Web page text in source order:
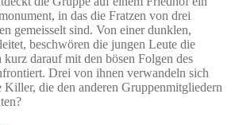
in das die Fratzen von drei
gemeisselt sind. Von einer dunklen,
beschwören die jungen Leute die
darauf mit den bösen Folgen des
Drei von ihnen verwandeln sich
die den anderen Gruppenmitgliedern